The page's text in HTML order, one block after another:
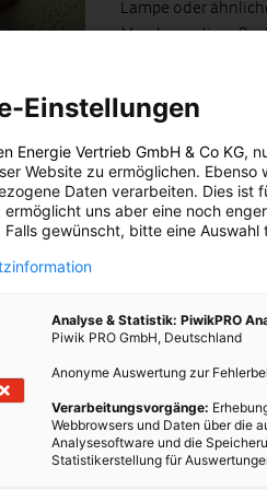
Lampe oder
Man kann diese
Raum ausbleiben. Diese Funktion
den Großeltern geht.
Personen tun.
über eine integrierte SIM-Karte.
vorhanden ist. Die
habe ich mir schon im Vorfeld
Als ersten fiel mir die
mir am Heimweg nicht mehr
ich dann immer etwas unruhig,
auch ein Sicherheitsrisiko,
im Büro erreicht und gebeten
über sein Smartphone
Einstellungen
Energie Vertrieb GmbH & Co KG,
Website zu ermöglichen.
Daten verarbeiten. Dies ist
ermöglicht uns aber eine noch
Falls gewünscht, bitte eine Auswahl
Analyse & Statistik: PiwikPRO
Piwik PRO GmbH, Deutschland
Anonyme Auswertung zur
Verarbeitungsvorgänge:
Webbrowsers und Daten über die
Analysesoftware und die
Statistikerstellung für